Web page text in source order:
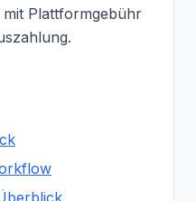
Plattformgebühr